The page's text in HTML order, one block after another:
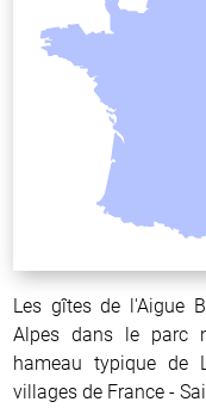
Les gîtes de l'Aigue
Alpes dans le parc
hameau typique de
villages de France -